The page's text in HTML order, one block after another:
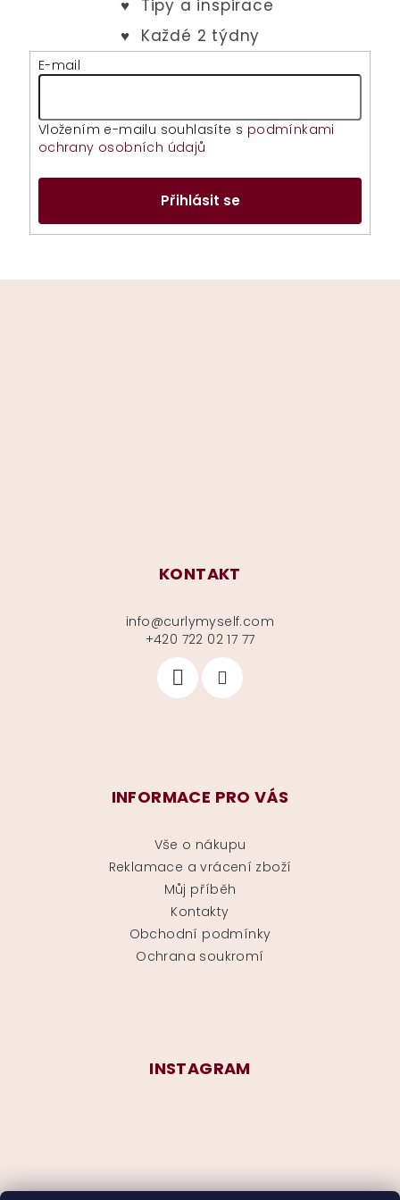
k
y
v
ý
i
s
u
E-mail
Vložením e-mailu souhlasíte s podmínkami
ochrany osobních údajů
Přihlásit se
KONTAKT
info@curlymyself.com
+420 722 02 17 77
INFORMACE PRO VÁS
Vše o nákupu
Reklamace a vrácení zboží
Můj příběh
Kontakty
Obchodní podmínky
Ochrana soukromí
INSTAGRAM